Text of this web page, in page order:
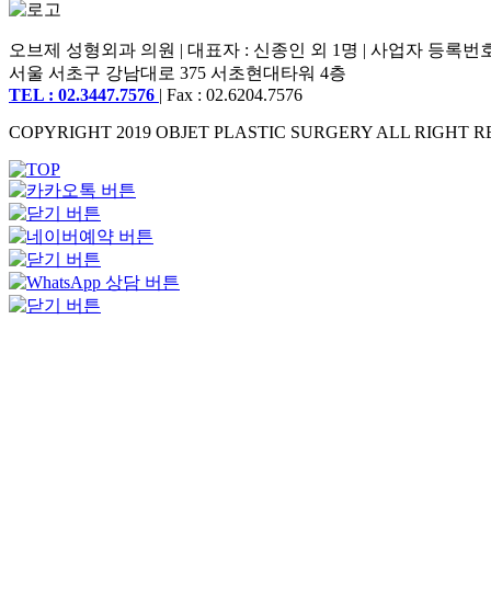
오브제 성형외과 의원 | 대표자 : 신종인 외 1명 | 사업자 등록번
서울 서초구 강남대로 375 서초현대타워 4층
TEL : 02.3447.7576 | Fax : 02.6204.7576
COPYRIGHT 2019 OBJET PLASTIC SURGERY ALL RIGHT